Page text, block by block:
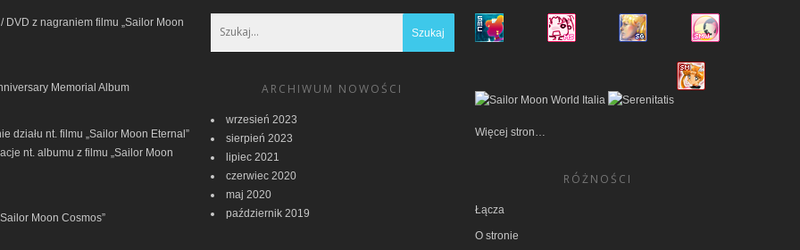
DVD z nagraniem filmu „Sailor Moon
Memorial Album
działu nt. filmu „Sailor Moon Eternal”
nt. albumu z filmu „Sailor Moon
Moon Cosmos”
ARCHIWUM NOWOŚCI
wrzesień 2023
sierpień 2023
lipiec 2021
czerwiec 2020
maj 2020
październik 2019
Więcej stron…
RÓŻNOŚCI
Łącza
O stronie